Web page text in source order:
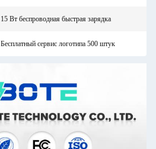
15 Вт беспроводная быстрая зарядка
Бесплатный сервис логотипа 500 штук